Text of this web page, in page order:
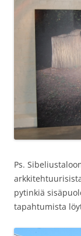
Ps.
pytinkiä
tapahtumista